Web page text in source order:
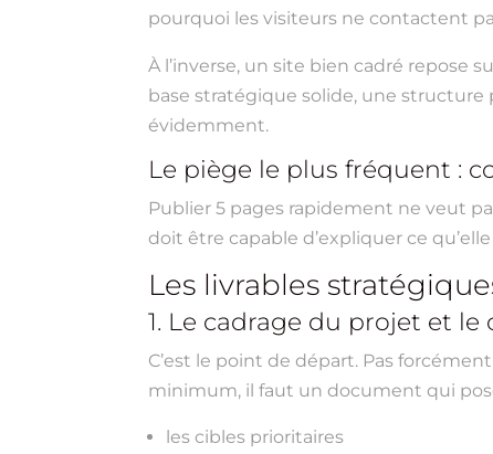
pourquoi les visiteurs ne contactent
À l’inverse, un site bien cadré repose
base stratégique solide, une
évidemment.
Le piège le plus fréquent :
Publier 5 pages rapidement ne veut
doit être capable d’expliquer ce
Les livrables
1. Le cadrage du projet et
C’est le point de départ. Pas
minimum, il faut un document qui
les cibles prioritaires